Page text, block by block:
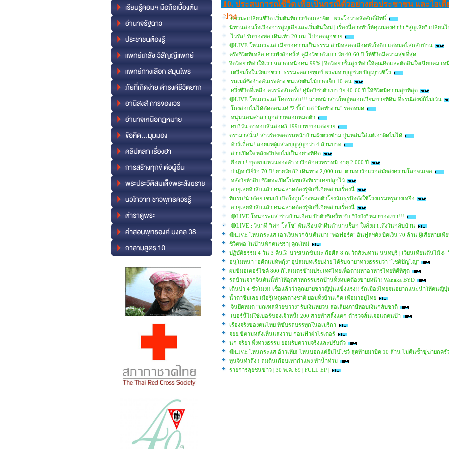
10. ประสบการณ์ชีวิต เพื่อเป็นกรณีตัวอย่างต่อประชาชน และไอเ
ปวงธรรมะเปลี่ยนชีวิต เริ่มต้นที่การขัดเกลาจิต : พระโอวาทสิ่งศักดิ์สิทธิ์
นิทานสอนใจเรื่องการสูญเสียและเริ่มต้นใหม่ | เรื่องนี้อาจทำให้คุณมองคำว่า “สูญเสีย” เปลี่ยน
ไวรัล! รักของพ่อ เดินเท้า 20 กม. ไปกอดลูกชาย
🔴LIVE โหนกระแส เมียขอความเป็นธรรม สามีหลอดเลือดหัวใจตีบ แต่หมอไล่กลับบ้าน
ครึ่งชีวิตที่เหลือ ควรฟังสักครั้ง! คู่มือวิชาตัวเบา วัย 40-60 ปี ให้ชีวิตมีความสุขที่สุด
จิตวิทยาที่ทำให้เรา ฉลาดเหนือคน 99% | จิตวิทยาชั้นสูง ที่ทำให้คุณคิดและตัดสินใจเฉียบคม เห
เตรียมใจในวัยแก่ชรา..ธรรมะคลายทุกข์ พระมหาบุญช่วย ปัญญาวชิโร
รถเมล์ซิ่งอ้างคันเร่งค้าง ชนเสยต้นไม้บาดเจ็บ 10 คน
ครึ่งชีวิตที่เหลือ ควรฟังสักครั้ง! คู่มือวิชาตัวเบา วัย 40-60 ปี ให้ชีวิตมีความสุขที่สุด
🔴LIVE โหนกระแส โคตรแสบ!!! นายหน้าสาวใหญ่หลอกเวียนขายที่ดิน ที่ธรณีสงฆ์ก็ไม่เว้น
โกงสอบไม่ได้ตัดตอนแค่ "2 บิ๊ก" แต่ "มือทำงาน" รอดหมด
หนุ่มนอนศาลา ถูกสาวหลอกหมดตัว
คบ3วัน ตาหอบสินสอด3,199บาท ขอแต่งยาย
ดรามาสนั่น! สาวร้องจอดรถหน้าบ้านฝั่งตรงข้าม ปูนหล่นใส่แต่เอาผิดไม่ได้
ทัวร์เถื่อน! ลอยแพผู้แสวงบุญสูญกว่า 4 ล้านบาท
สาวเปิดใจ หลังทริปจบไม่เป็นอย่างที่คิด
ฮือฮา ! ขุดพบแหวนทองคำ จารึกอักษรพราหมี อายุ 2,000 ปี
ปาฏิหาริย์รัก 70 ปี! ยายวัย 82 เดินทาง 2,000 กม. ตามหารักแรกสมัยสงครามโลกจนเจอ
หลังวัยห้าสิบ ชีวิตจะเปิดโปงทุกสิ่งที่เราเคยปลูกไว้
อายุเลยห้าสิบแล้ว คนฉลาดต้องรู้จักขี้เกียจสามเรื่องนี้
ที่เเรก!น้าต๋อย เซมเบ้ เปิดใจถูกโกงหมดตัวโยงนักธุรกิจดังใช้โรงเเรมหรูลวงเหยื่อ
อายุเลยห้าสิบแล้ว คนฉลาดต้องรู้จักขี้เกียจสามเรื่องนี้
🔴LIVE โหนกระแส ชาวบ้านเอือม ป้าตัวซีเคร็ท กับ "ปังปัง" หมาของเขา!!!
🔴LIVE : วินาที "เสก โลโซ" พ้นเรือนจำคืนตำนานร็อก ใจสั่งมา..ถึงวันกลับบ้าน
🔴LIVE โหนกระแส เอาเงินพวกฉันคืนมา! "พ่อฟอร์ด" อินฟูลฯดัง บิดเงิน 70 ล้าน ผู้เสียหายเพี
ชีวิตพ่อ ในบ้านพักคนชรา| คุณใหม่
ปฏิบัติธรรม 4 วัน 3 คืน🌛 บวชเนกขัมมะ ถือศีล 8 ณ วัดสังฆทาน นนทบุรี | เวียนเทียนต้นไม้🌷
อนุโมทนา "อดีตแม่ทัพกุ้ง" อุปสมบทเรียบง่าย ได้รับฉายาทางธรรมว่า "โชติปัญโญ"
ผมขี่มอเตอร์ไซค์ 800 กิโลเมตรข้ามประเทศไทยเพื่อตามหาอาหารไทยที่ดีที่สุด
รถบ้านจากจีนคันนี้ทำให้อุตสาหกรรมรถบ้านทั้งหมดต้องขายหน้า! Wanaka BYD
เดินป่า 4 ชั่วโมง!! เชื่อแล้วว่าคุณยายชาวญี่ปุ่นแข็งแรง!! รักเมืองไทยจนอยากแนะนำให้คนญี่ปุ่
น้ำตาซึมเลย เมื่อรู้เหตุผลต่างชาติ ยอมทิ้งบ้านเกิด เพื่อมาอยู่ไทย
จีนยึดหมด "มณฑลห้วยขวาง" รับเงินหยวน ส่อเลี่ยงภาษีหอบเงินกลับชาติ
เบอร์นี้ไม่ใช่เบอร์ของเจ้าหนี้! 200 สายทำสลิ้งแตก ตำรวจลั่นเจอแต่คนบ้า
เรื่องจริงของคนไทย ที่ขับรถบรรทุกในอเมริกา
จยย.ขี่ตามหลังเห็นแสงวาบ ก่อนฟ้าผ่าไรเดอร์
นก จริยา พึ่งทางธรรม ยอมรับความจริงและปรับตัว
🔴LIVE โหนกระแส อ้าวเห้ย! ไหนบอกแค่ยืมไปโชว์ สุดท้ายมาบิด 10 ล้าน ไม่คืนซ้ำขู่ฆ่ายกครั
ทุนจีนทำถึง ! ถมดินเกือบเท่ากำแพง ทำน้ำท่วม
รายการลุยชนข่าว | 30 พ.ค. 69 | FULL EP |